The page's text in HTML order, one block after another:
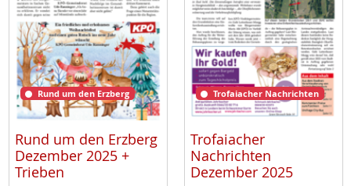
Rund um den Erzberg
Rund um den Erzberg
Dezember 2025 +
Trieben
Trofaiacher Nachrichten
Trofaiacher
Nachrichten
Dezember 2025